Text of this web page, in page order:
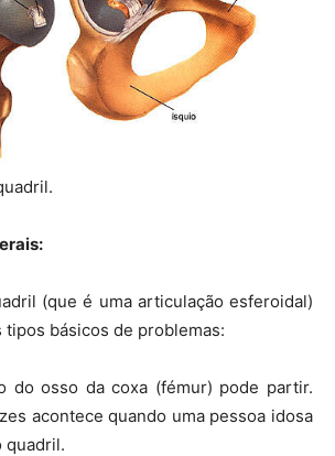
(que é uma articulação esferoidal)
tipos básicos de problemas:
do osso da coxa (fémur) pode partir.
acontece quando uma pessoa idosa
quadril.